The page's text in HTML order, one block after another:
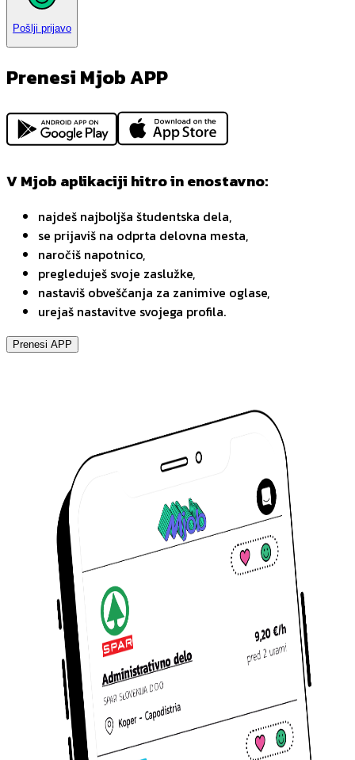
Pošlji prijavo
Prenesi Mjob APP
V Mjob aplikaciji hitro in enostavno:
najdeš najboljša študentska dela,
se prijaviš na odprta delovna mesta,
naročiš napotnico,
pregleduješ svoje zaslužke,
nastaviš obveščanja za zanimive oglase,
urejaš nastavitve svojega profila.
Prenesi APP